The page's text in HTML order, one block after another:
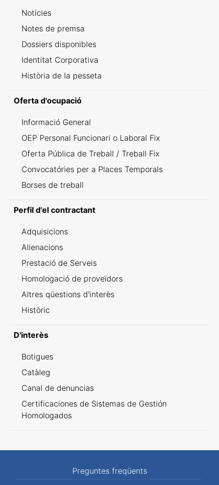
Notícies
Notes de premsa
Dossiers disponibles
Identitat Corporativa
Història de la pesseta
Oferta d'ocupació
Informació General
OEP Personal Funcionari o Laboral Fix
Oferta Pública de Treball / Treball Fix
Convocatóries per a Places Temporals
Borses de treball
Perfil d'el contractant
Adquisicions
Alienacions
Prestació de Serveis
Homologació de proveïdors
Altres qüestions d'interès
Històric
D'interès
Botigues
Catàleg
Canal de denuncias
Certificaciones de Sistemas de Gestión
Homologados
Preguntes freqüents